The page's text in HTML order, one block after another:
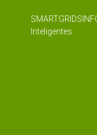
Inteligentes